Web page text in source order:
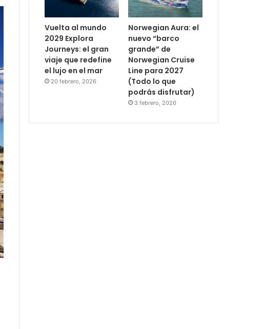
Vuelta al mundo
2029 Explora
Journeys: el gran
viaje que redefine
el lujo en el mar
20 febrero, 2026
Norwegian Aura: el
nuevo “barco
grande” de
Norwegian Cruise
Line para 2027
(Todo lo que
podrás disfrutar)
3 febrero, 2026